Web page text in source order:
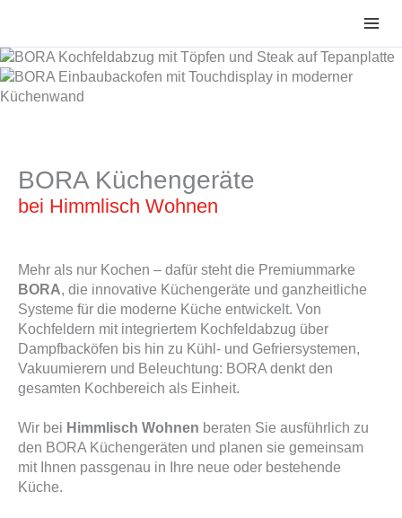
springen
BORA Küchengeräte
bei Himmlisch Wohnen
Mehr als nur Kochen – dafür steht die Premiummarke
BORA, die innovative Küchengeräte und ganzheitliche
Systeme für die moderne Küche entwickelt. Von
Kochfeldern mit integriertem Kochfeldabzug über
Dampfbacköfen bis hin zu Kühl- und Gefriersystemen,
Vakuumierern und Beleuchtung: BORA denkt den
gesamten Kochbereich als Einheit.
Wir bei Himmlisch Wohnen beraten Sie ausführlich zu
den BORA Küchengeräten und planen sie gemeinsam
mit Ihnen passgenau in Ihre neue oder bestehende
Küche.